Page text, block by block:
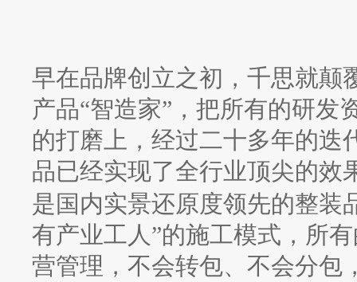
早在品牌创立之初，千思就颠
产品“智造家”，把所有的研发
的打磨上，经过二十多年的迭
品已经实现了全行业顶尖的效
是国内实景还原度领先的整装
有产业工人”的施工模式，所
营管理，不会转包、不会分包